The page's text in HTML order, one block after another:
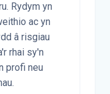
Rydym yn
ac yn
â risgiau
rhai sy'n
profi neu